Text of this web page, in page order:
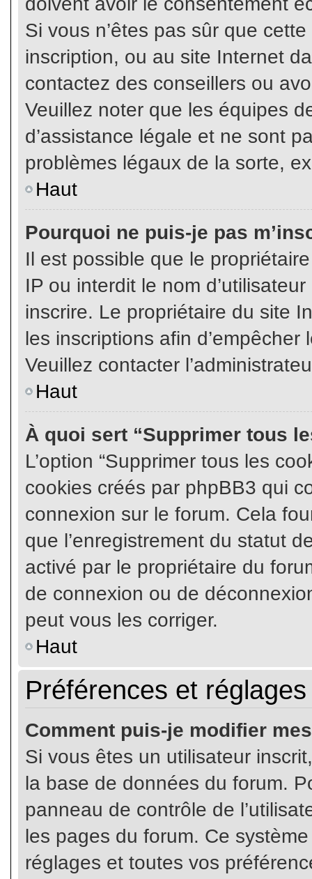
Si vous n’êtes pas sûr que
inscription, ou au site Internet
contactez des conseillers ou
Veuillez noter que les équipes
d’assistance légale et ne sont
problèmes légaux de la sorte,
Haut
Pourquoi ne puis-je pas
Il est possible que le
IP ou interdit le nom
inscrire. Le propriétaire du site
les inscriptions afin d’empêcher
Veuillez contacter
Haut
À quoi sert “Supprimer tous
L’option “Supprimer tous les
cookies créés par phpBB3 qui
connexion sur le forum. Cela
que l’enregistrement du statut
activé par le propriétaire du
de connexion ou de
peut vous les corriger.
Haut
Préférences et
Comment puis-je modifier
Si vous êtes un utilisateur
la base de données du forum.
panneau de contrôle de
les pages du forum. Ce
réglages et toutes vos